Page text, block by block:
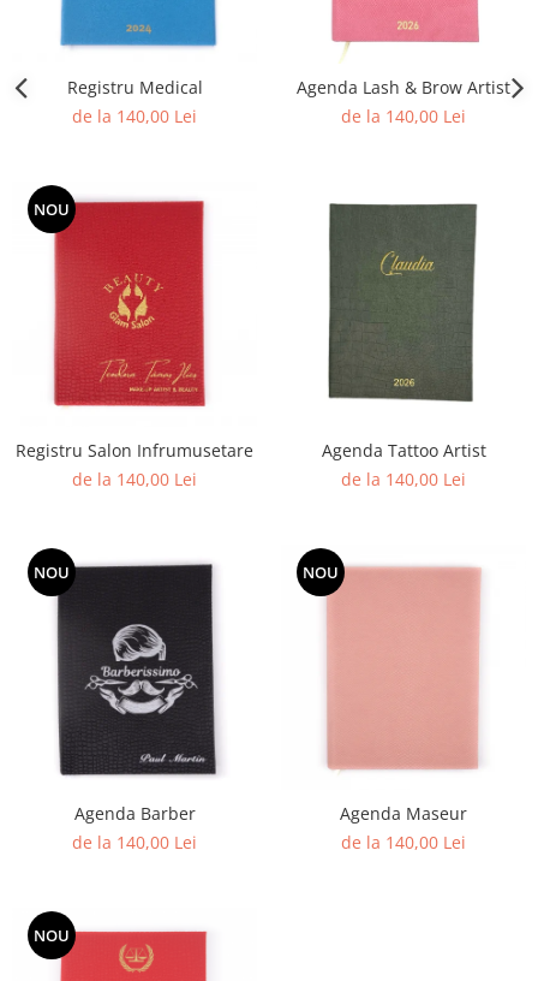
Registru Medical
de la 140,00 Lei
Agenda Lash & Brow Artist
de la 140,00 Lei
NOU
Registru Salon Infrumusetare
de la 140,00 Lei
Agenda Tattoo Artist
de la 140,00 Lei
NOU
Agenda Barber
de la 140,00 Lei
NOU
Agenda Maseur
de la 140,00 Lei
NOU